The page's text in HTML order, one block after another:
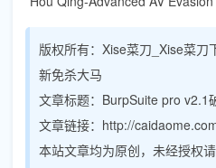
版权所有： Xise菜刀_Xise菜刀
新免杀大马
文章标题： BurpSuite pro v2.1
文章链接：http://
本站文章均为原创，未经授权